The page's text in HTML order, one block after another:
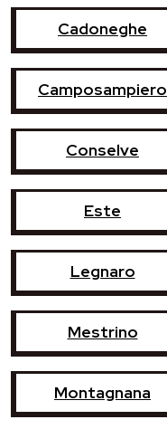
Cadoneghe
Camposampiero
Conselve
Este
Legnaro
Mestrino
Montagnana